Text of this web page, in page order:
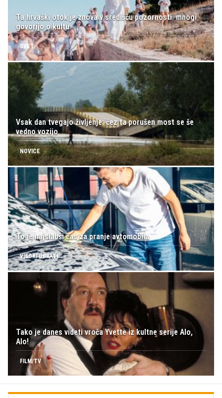
Ta hrvaški otok je znova v središču pozornosti: mnogi
govorijo o kultu
SVET
Vsak dan tvegajo življenje: čez ta porušen most se še
vedno vozijo
NOVICE
To je najslabši čas za pranje avtomobila
VISOKI OBRATI
Tako je danes videti vroča Yvette iz kultne serije Alo,
Alo!
FILM/TV